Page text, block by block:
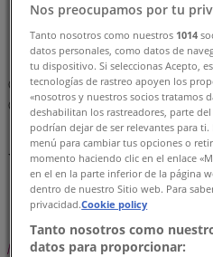
胎内市のイオン »
イオン | 新潟県胎内市東
マップ
0254-39-1192
マップ
0254-39-1192
イオンの胎内市チ
Nos preocupamos por tu
Tanto nosotros como nuestros 1014
datos personales, como datos de
tu dispositivo. Si seleccionas Acepto,
tecnologías de rastreo apoyen los
«nosotros y nuestros socios tratamos
deshabilitan los rastreadores, parte
podrían dejar de ser relevantes para ti.
menú para cambiar tus opciones o
momento haciendo clic en el enlace
en el en la parte inferior de la página
dentro de nuestro Sitio web. Para
privacidad.Cookie policy
Tanto nosotros como
datos para proporcionar: